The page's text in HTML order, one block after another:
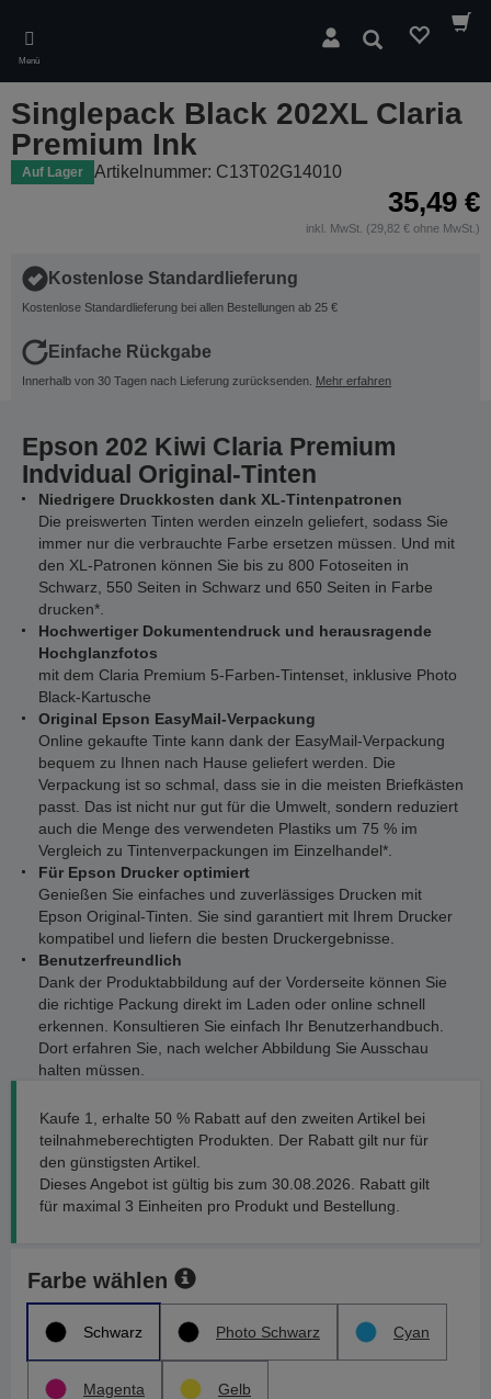
main
content
Menü
Suchen
Singlepack Black 202XL Claria
Premium Ink
Auf Lager Artikelnummer: C13T02G14010
35,49 €
inkl. MwSt. (29,82 € ohne MwSt.)
Kostenlose Standardlieferung
Kostenlose Standardlieferung bei allen Bestellungen ab 25 €
Einfache Rückgabe
Innerhalb von 30 Tagen nach Lieferung zurücksenden. Mehr erfahren
Epson 202 Kiwi Claria Premium
Indvidual Original-Tinten
Niedrigere Druckkosten dank XL-Tintenpatronen
Die preiswerten Tinten werden einzeln geliefert, sodass Sie
immer nur die verbrauchte Farbe ersetzen müssen. Und mit
den XL-Patronen können Sie bis zu 800 Fotoseiten in
Schwarz, 550 Seiten in Schwarz und 650 Seiten in Farbe
drucken*.
Hochwertiger Dokumentendruck und herausragende
Hochglanzfotos
mit dem Claria Premium 5-Farben-Tintenset, inklusive Photo
Black-Kartusche
Original Epson EasyMail-Verpackung
Online gekaufte Tinte kann dank der EasyMail-Verpackung
bequem zu Ihnen nach Hause geliefert werden. Die
Verpackung ist so schmal, dass sie in die meisten Briefkästen
passt. Das ist nicht nur gut für die Umwelt, sondern reduziert
auch die Menge des verwendeten Plastiks um 75 % im
Vergleich zu Tintenverpackungen im Einzelhandel*.
Für Epson Drucker optimiert
Genießen Sie einfaches und zuverlässiges Drucken mit
Epson Original-Tinten. Sie sind garantiert mit Ihrem Drucker
kompatibel und liefern die besten Druckergebnisse.
Benutzerfreundlich
Dank der Produktabbildung auf der Vorderseite können Sie
die richtige Packung direkt im Laden oder online schnell
erkennen. Konsultieren Sie einfach Ihr Benutzerhandbuch.
Dort erfahren Sie, nach welcher Abbildung Sie Ausschau
halten müssen.
Kaufe 1, erhalte 50 % Rabatt auf den zweiten Artikel bei
teilnahmeberechtigten Produkten. Der Rabatt gilt nur für
den günstigsten Artikel.
Dieses Angebot ist gültig bis zum 30.08.2026. Rabatt gilt
für maximal 3 Einheiten pro Produkt und Bestellung.
Farbe wählen
Schwarz Photo Schwarz Cyan
Magenta Gelb